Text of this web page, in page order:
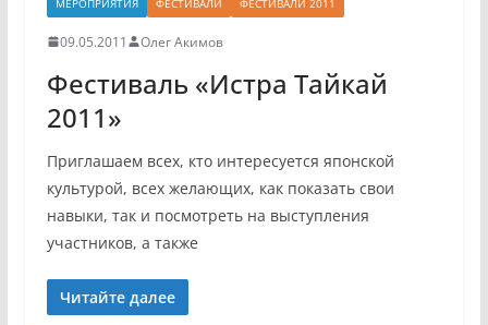
МЕРОПРИЯТИЯ ФЕСТИВАЛИ ФЕСТИВАЛИ 2011
09.05.2011 Олег Акимов
Фестиваль «Истра Тайкай
2011»
Приглашаем всех, кто интересуется японской
культурой, всех желающих, как показать свои
навыки, так и посмотреть на выступления
участников, а также
Читайте далее